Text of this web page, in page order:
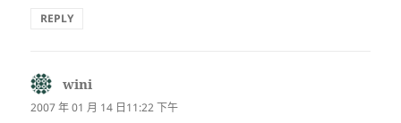
REPLY
wini
示:
2007 年 01 月 14 日11:22 下午